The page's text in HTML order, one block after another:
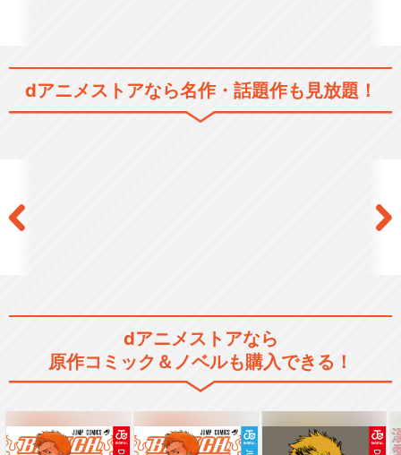
黒執事 -寄宿学校編-／-緑の
ミュージカル「黒執事」-The
Most Be…
ミュージカル「黒執事」‐地に
dアニメストアなら名作・話題作も見放題！
dアニメストアなら
原作コミック＆ノベルも購入できる！